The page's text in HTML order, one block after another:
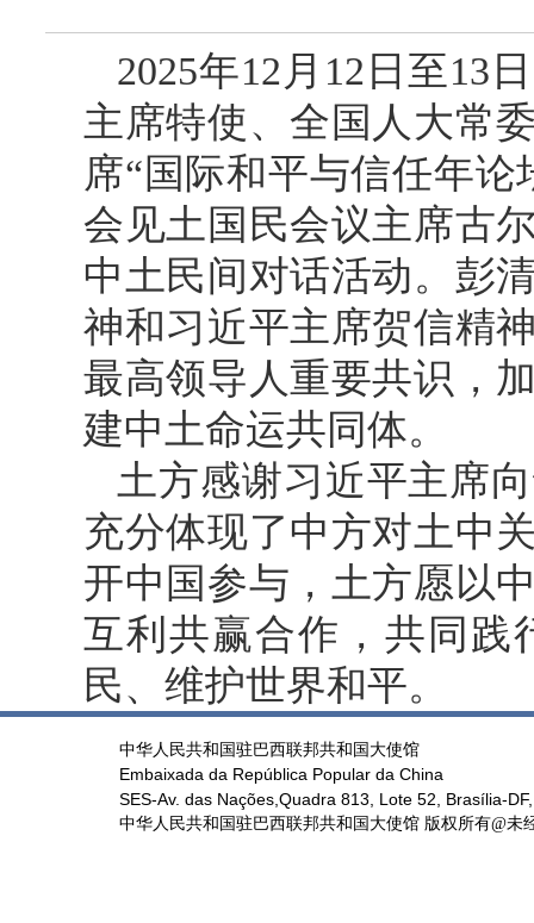
2025年12月12日至13
主席特使、全国人大常
席“国际和平与信任年
会见土国民会议主席古
中土民间对话活动。彭
神和习近平主席贺信精
最高领导人重要共识，
建中土命运共同体。
土方感谢习近平主席
充分体现了中方对土中
开中国参与，土方愿以
互利共赢合作，共同践
民、维护世界和平。
中华人民共和国驻巴西联邦共和国大使馆
Embaixada da República Popular da China
SES-Av. das Nações,Quadra 813, Lote 52, Brasília-
中华人民共和国驻巴西联邦共和国大使馆 版权所有@未